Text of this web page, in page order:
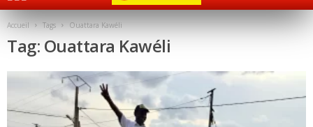
Accueil Tags Ouattara Kawéli
Tag: Ouattara Kawéli